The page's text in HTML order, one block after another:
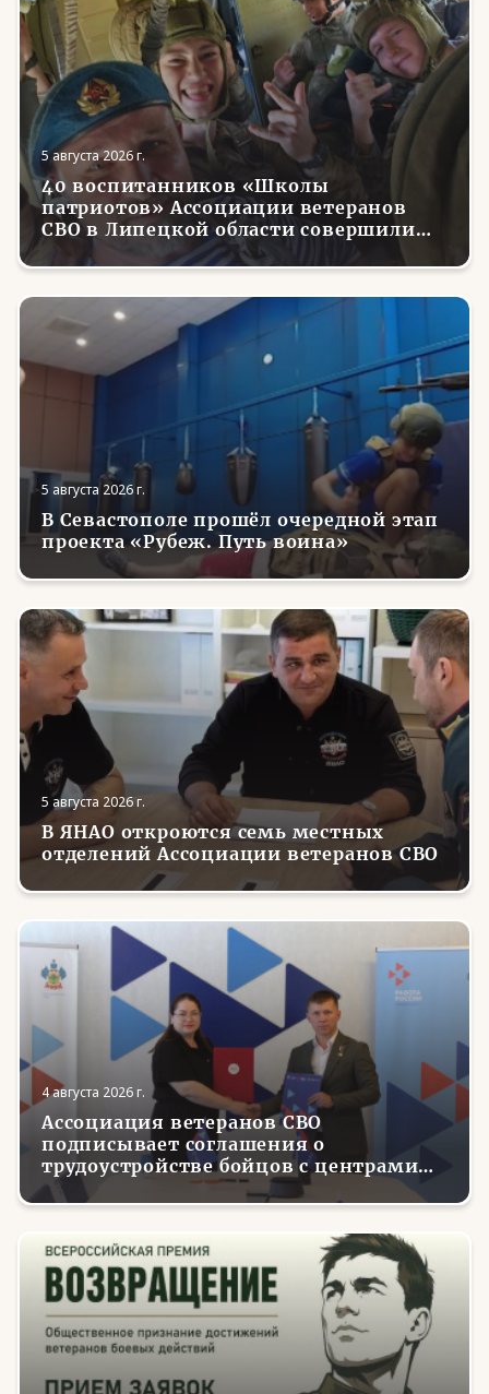
5 августа 2026 г.
40 воспитанников «Школы
патриотов» Ассоциации ветеранов
СВО в Липецкой области совершили
первые парашютные прыжки
5 августа 2026 г.
В Севастополе прошёл очередной этап
проекта «Рубеж. Путь воина»
5 августа 2026 г.
В ЯНАО откроются семь местных
отделений Ассоциации ветеранов СВО
4 августа 2026 г.
Ассоциация ветеранов СВО
подписывает соглашения о
трудоустройстве бойцов с центрами
занятости в регионах России